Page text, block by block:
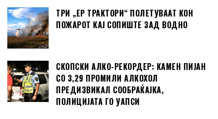
ТРИ „ЕР ТРАКТОРИ“ ПОЛЕТУВААТ КОН
ПОЖАРОТ КАЈ СОПИШТЕ ЗАД ВОДНО
СКОПСКИ АЛКО-РЕКОРДЕР: КАМЕН ПИЈАН
СО 3,29 ПРОМИЛИ АЛКОХОЛ
ПРЕДИЗВИКАЛ СООБРАЌАЈКА,
ПОЛИЦИЈАТА ГО УАПСИ